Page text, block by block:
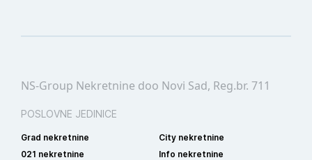
NS-Group Nekretnine doo Novi Sad, Reg.br. 711
POSLOVNE JEDINICE
Grad nekretnine
City nekretnine
021 nekretnine
Info nekretnine